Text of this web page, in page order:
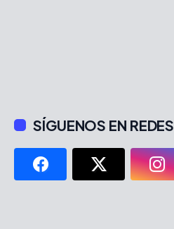
SÍGUENOS EN REDES